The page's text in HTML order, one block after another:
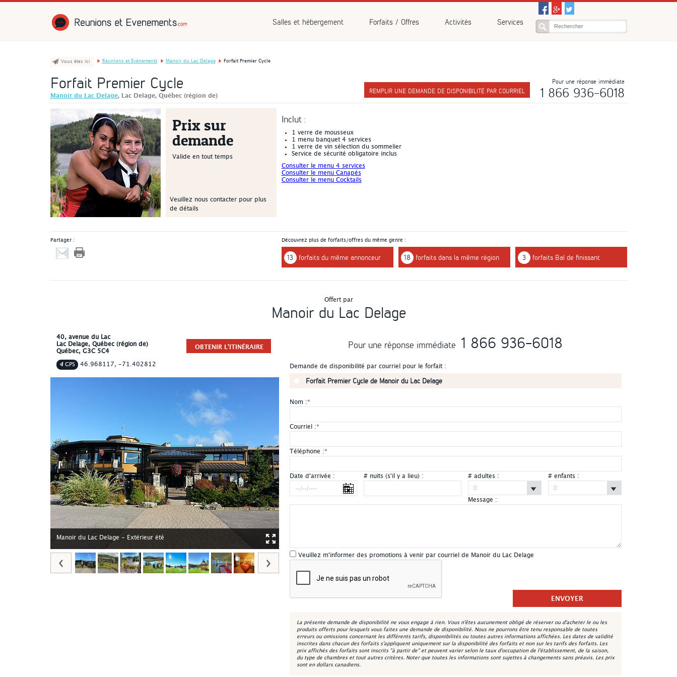
Salles et hébergement Forfaits / Offres Activités Services
Vous êtes ici Réunions et Événements Manoir du Lac Delage Forfait Premier Cycle
Forfait Premier Cycle
Manoir du Lac Delage, Lac Delage, Québec (région de)
Pour une réponse immédiate
1 866 936-6018
REMPLIR UNE DEMANDE DE DISPONIBILITÉ PAR COURRIEL
Prix sur
demande
Veuillez nous contacter pour plus
de détails
Valide en tout temps
Inclut :
1 verre de mousseux
1 menu banquet 4 services
1 verre de vin sélection du sommelier
Service de sécurité obligatoire inclus
Consulter le menu 4 services
Consulter le menu Canapés
Consulter le menu Cocktails
Partager : Découvrez plus de forfaits/offres du même genre :
13 forfaits du même annonceur 18 forfaits dans la même région 3 forfaits Bal de finissant
Offert par
Manoir du Lac Delage
40, avenue du Lac
Lac Delage, Québec (région de)
Québec, G3C 5C4
GPS 46.968117, -71.402812
OBTENIR L'ITINÉRAIRE
Manoir du Lac Delage - Extérieur été
Pour une réponse immédiate 1 866 936-6018
Demande de disponibilité par courriel pour le forfait :
Forfait Premier Cycle de Manoir du Lac Delage
Nom :*
Courriel :*
Téléphone :*
Date d'arrivée : # nuits (s'il y a lieu) : # adultes : # enfants :
Message :
Veuillez m'informer des promotions à venir par courriel de Manoir du Lac Delage
La présente demande de disponibilité ne vous engage à rien. Vous n'êtes aucunement obligé de réserver ou d'acheter le ou les
produits offerts pour lesquels vous faites une demande de disponibilité. Nous ne pourrons être tenu responsable de toutes
erreurs ou omissions concernant les différents tarifs, disponibilités ou toutes autres informations affichées. Les dates de validité
inscrites dans chacun des forfaits s'appliquent uniquement sur la disponibilité des forfaits et non sur les tarifs des forfaits. Les
prix affichés des forfaits sont inscrits "à partir de" et peuvent varier selon le taux d'occupation de l'établissement, de la saison,
du type de chambres et tout autres critères. Noter que toutes les informations sont sujettes à changements sans préavis. Les prix
sont en dollars canadiens.